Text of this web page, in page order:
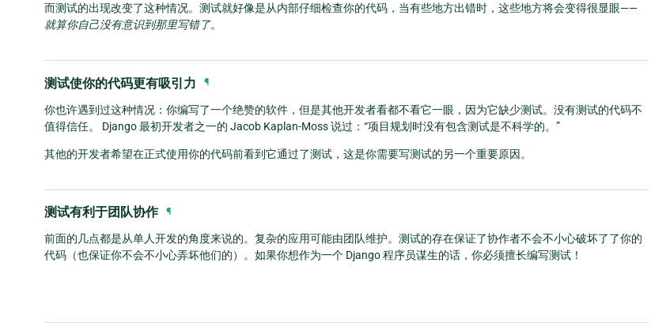
而测试的出现改变了这种情况。测试就好像是从内部仔细检查你的代码，当有些地方出错时，这些地方将会变得很显眼——
就算你自己没有意识到那里写错了。
测试使你的代码更有吸引力 ¶
你也许遇到过这种情况：你编写了一个绝赞的软件，但是其他开发者看都不看它一眼，因为它缺少测试。没有测试的代码不
值得信任。 Django 最初开发者之一的 Jacob Kaplan-Moss 说过：“项目规划时没有包含测试是不科学的。”
其他的开发者希望在正式使用你的代码前看到它通过了测试，这是你需要写测试的另一个重要原因。
测试有利于团队协作 ¶
前面的几点都是从单人开发的角度来说的。复杂的应用可能由团队维护。测试的存在保证了协作者不会不小心破坏了了你的
代码（也保证你不会不小心弄坏他们的）。如果你想作为一个 Django 程序员谋生的话，你必须擅长编写测试！